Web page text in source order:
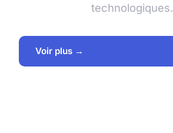
technologiques.
Voir plus →